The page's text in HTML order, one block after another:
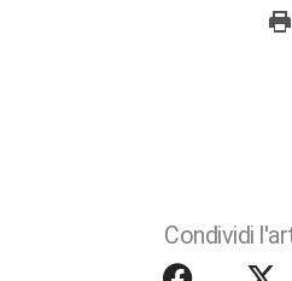
Condividi